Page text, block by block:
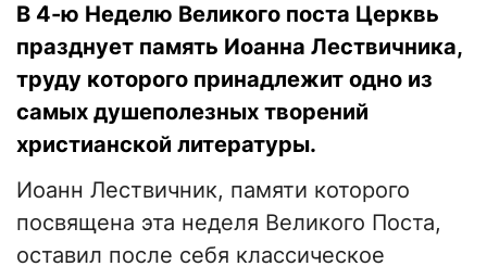
В 4-ю Неделю Великого поста Церквь
празднует память Иоанна Лествичника,
труду которого принадлежит одно из
самых душеполезных творений
христианской литературы.
Иоанн Лествичник, памяти которого
посвящена эта неделя Великого Поста,
оставил после себя классическое